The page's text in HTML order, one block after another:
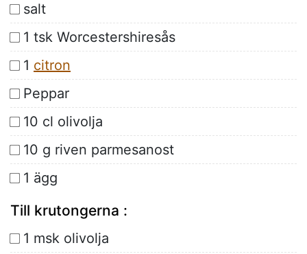
salt
1 tsk Worcestershiresås
1 citron
Peppar
10 cl olivolja
10 g riven parmesanost
1 ägg
Till krutongerna :
1 msk olivolja